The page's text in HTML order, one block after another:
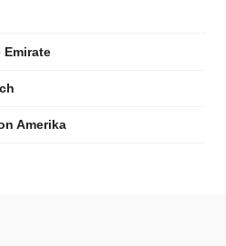
Emirate
Amerika